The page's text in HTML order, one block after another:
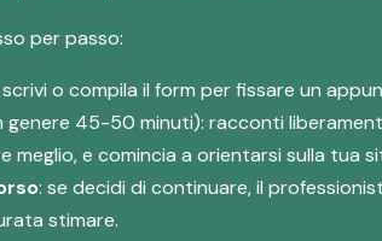
per passo:
scrivi o compila il form per fissare un
genere 45-50 minuti): racconti
meglio, e comincia a orientarsi sulla tua
: se decidi di continuare, il
stimare.